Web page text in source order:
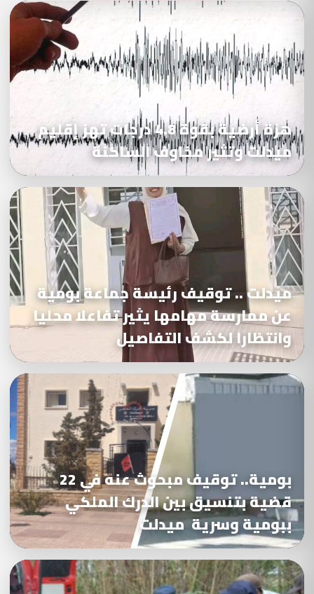
هزة أرضية بقوة 4.8 درجات تهز إقليم
ميدلت وتثير مخاوف الساكنة
ميدلت .. توقيف رئيسة جماعة بومية
عن ممارسة مهامها يثير تفاعلا محليا
وانتظارا لكشف التفاصيل
بومية.. توقيف مبحوث عنه في 22
قضية بتنسيق بين الدرك الملكي
ببومية وسرية ميدلت